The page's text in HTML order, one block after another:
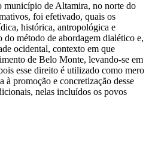
município de Altamira, no norte do
foi efetivado, quais os
histórica, antropológica e
método de abordagem dialético e,
ocidental, contexto em que
de Belo Monte, levando-se em
esse direito é utilizado como mero
à promoção e concretização desse
nelas incluídos os povos